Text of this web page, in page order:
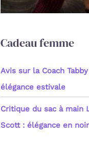
Cadeau femme
Avis sur la Coach
élégance estivale
Critique du sac à main
Scott : élégance en noir